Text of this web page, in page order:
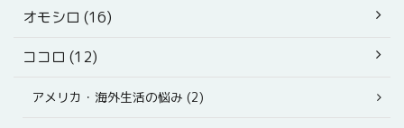
オモシロ (16)
ココロ (12)
アメリカ・海外生活の悩み (2)